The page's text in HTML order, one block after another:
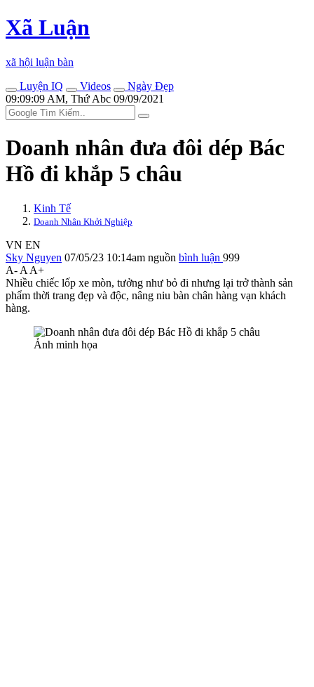
Xã Luận
xã hội luận bàn
Luyện IQ
Videos
Ngày Đẹp
09:09:09 AM, Thứ Abc 09/09/2021
Doanh nhân đưa đôi dép Bác
Hồ đi khắp 5 châu
Kinh Tế
Doanh Nhân Khởi Nghiệp
VN EN
Sky Nguyen 07/05/23 10:14am nguồn bình luận 999
A- A A+
Nhiều chiếc lốp xe mòn, tưởng như bỏ đi nhưng lại trở thành sản
phẩm thời trang đẹp và độc, nâng niu bàn chân hàng vạn khách
hàng.
Ảnh minh họa